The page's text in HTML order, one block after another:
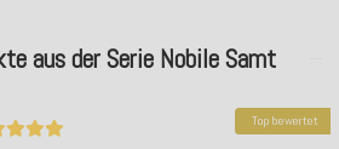
aus der Serie Nobile Samt
Top bewertet